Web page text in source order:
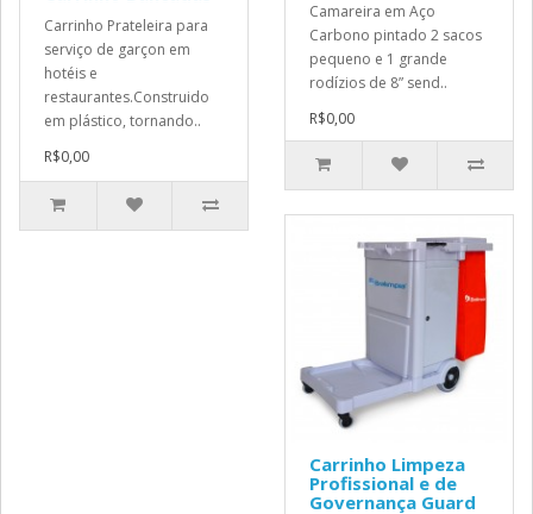
Carrinho Prateleira para
serviço de garçon em
hotéis e
restaurantes.Construido
em plástico, tornando..
R$0,00
Camareira em Aço
Carbono pintado 2 sacos
pequeno e 1 grande
rodízios de 8” send..
R$0,00
Carrinho Limpeza
Profissional e de
Governança Guard